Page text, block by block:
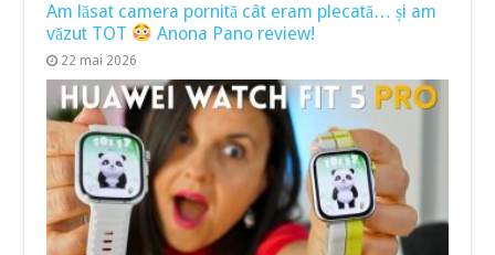
Am lăsat camera pornită cât eram plecată… și am
văzut TOT
Anona Pano review!
22 mai 2026